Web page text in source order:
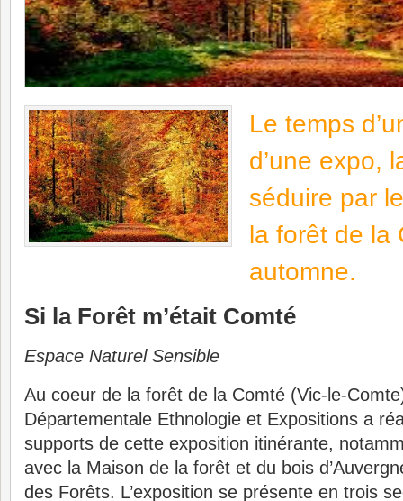
Le temps
d’une expo,
séduire par
la forêt de la
automne.
Si la Forêt m’était Comté
Espace Naturel Sensible
Au coeur de la forêt de la Comté (Vic-le-
Départementale Ethnologie et Expositions a
supports de cette exposition itinérante,
avec la Maison de la forêt et du bois
des Forêts. L’exposition se présente en trois